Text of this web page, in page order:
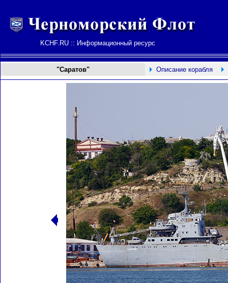
KCHF.RU :: Информационный ресурс
"Саратов" Описание корабля